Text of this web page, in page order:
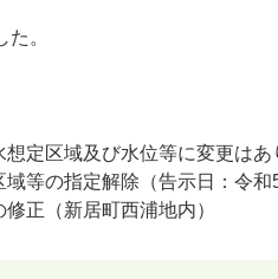
。
定区域及び水位等に変更はあ
等の指定解除（告示日：令
正（新居町西浦地内）